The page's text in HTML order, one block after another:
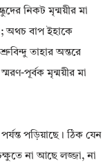
নিকট মৃন্ময়ীর মা
অথচ বাপ ইহাকে
তাহার অন্তরে
পূর্বক মৃন্ময়ীর মা
পড়িয়াছে। ঠিক যেন
না আছে লজ্জা, না